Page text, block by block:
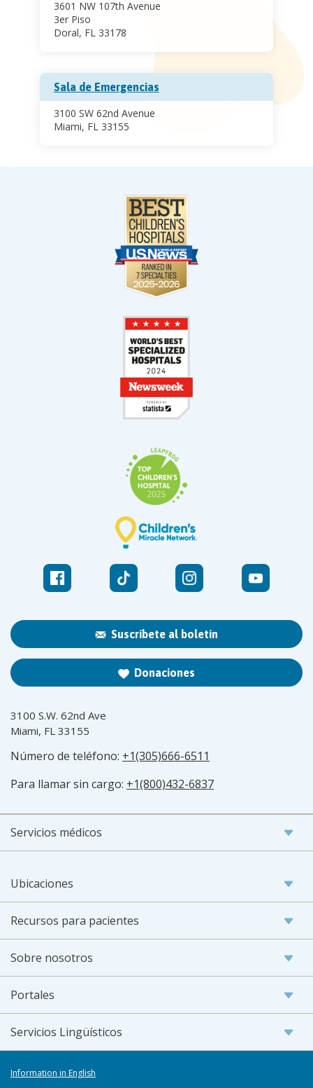
3601 NW 107th Avenue
3er Piso
Doral, FL 33178
Sala de Emergencias
3100 SW 62nd Avenue
Miami, FL 33155
Suscríbete al boletín
Donaciones
3100 S.W. 62nd Ave
Miami, FL 33155
Número de teléfono: +1(305)666-6511
Para llamar sin cargo: +1(800)432-6837
Servicios médicos
Ubicaciones
Recursos para pacientes
Sobre nosotros
Portales
Servicios Lingüísticos
Information in English